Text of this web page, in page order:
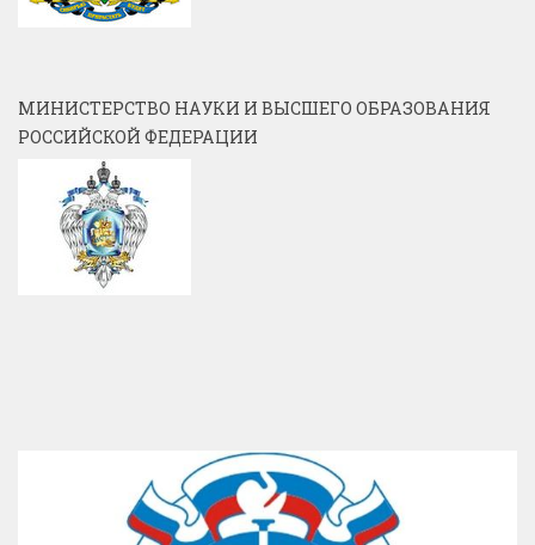
МИНИСТЕРСТВО НАУКИ И ВЫСШЕГО ОБРАЗОВАНИЯ
РОССИЙСКОЙ ФЕДЕРАЦИИ